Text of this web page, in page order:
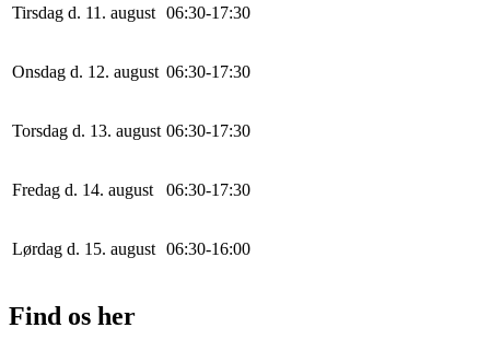
Tirsdag d. 11. august 06:30-17:30
Onsdag d. 12. august 06:30-17:30
Torsdag d. 13. august 06:30-17:30
Fredag d. 14. august 06:30-17:30
Lørdag d. 15. august 06:30-16:00
Find os her